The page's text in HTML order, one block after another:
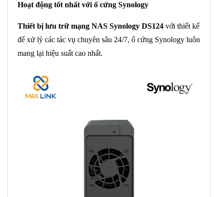
Hoạt động tốt nhất với ổ cứng Synology
Thiết bị lưu trữ mạng NAS Synology DS124 với thiết kế
để xử lý các tác vụ chuyên sâu 24/7, ổ cứng Synology luôn
mang lại hiệu suất cao nhất.